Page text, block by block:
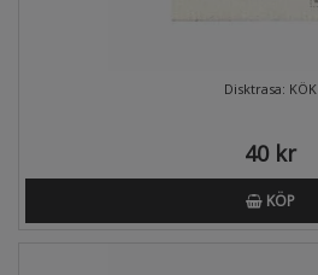
Disktrasa: KÖK
40 kr
KÖP